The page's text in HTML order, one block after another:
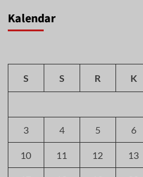
Kalendar
S S R K
3 4 5 6
10 11 12 13